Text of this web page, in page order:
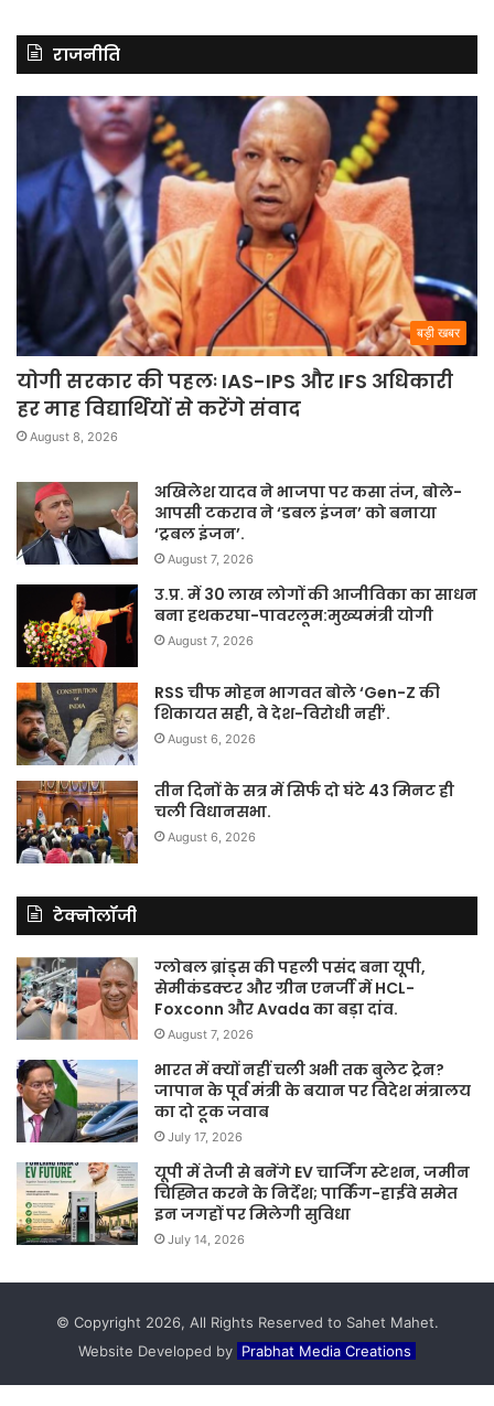
राजनीति
बड़ी खबर
योगी सरकार की पहलः IAS-IPS और IFS अधिकारी
हर माह विद्यार्थियों से करेंगे संवाद
August 8, 2026
अखिलेश यादव ने भाजपा पर कसा तंज, बोले-
आपसी टकराव ने ‘डबल इंजन’ को बनाया
‘ट्रबल इंजन’.
August 7, 2026
उ.प्र. में 30 लाख लोगों की आजीविका का साधन
बना हथकरघा-पावरलूम:मुख्यमंत्री योगी
August 7, 2026
RSS चीफ मोहन भागवत बोले ‘Gen-Z की
शिकायत सही, वे देश-विरोधी नहीं’.
August 6, 2026
तीन दिनों के सत्र में सिर्फ दो घंटे 43 मिनट ही
चली विधानसभा.
August 6, 2026
टेक्नोलॉजी
ग्लोबल ब्रांड्स की पहली पसंद बना यूपी,
सेमीकंडक्टर और ग्रीन एनर्जी में HCL-
Foxconn और Avada का बड़ा दांव.
August 7, 2026
भारत में क्यों नहीं चली अभी तक बुलेट ट्रेन?
जापान के पूर्व मंत्री के बयान पर विदेश मंत्रालय
का दो टूक जवाब
July 17, 2026
यूपी में तेजी से बनेंगे EV चार्जिंग स्टेशन, जमीन
चिह्नित करने के निर्देश; पार्किंग-हाईवे समेत
इन जगहों पर मिलेगी सुविधा
July 14, 2026
© Copyright 2026, All Rights Reserved to Sahet Mahet.
Website Developed by Prabhat Media Creations